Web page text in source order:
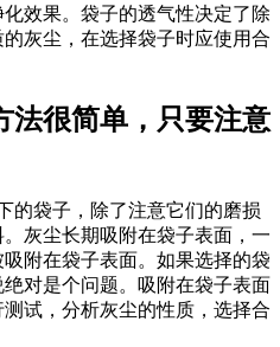
效果。袋子的透气性决定了除
灰尘，在选择袋子时应使用合
法很简单，只要注意
的袋子，除了注意它们的磨损
灰尘长期吸附在袋子表面，一
附在袋子表面。如果选择的袋
对是个问题。吸附在袋子表面
试，分析灰尘的性质，选择合